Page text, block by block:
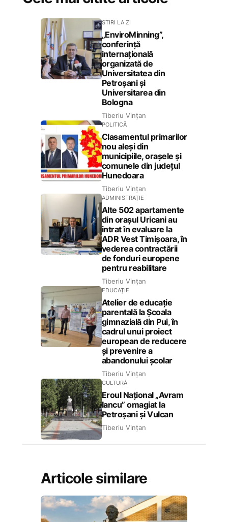
STIRI LA ZI
„EnviroMinning”,
conferință
internațională
organizată de
Universitatea din
Petroșani și
Universitarea din
Bologna
Tiberiu Vințan
POLITICĂ
Clasamentul primarilor
nou aleși din
municipiile, orașele și
comunele din județul
Hunedoara
Tiberiu Vințan
ADMINISTRAȚIE
Alte 502 apartamente
din orașul Uricani au
intrat în evaluare la
ADR Vest Timișoara, în
vederea contractării
de fonduri europene
pentru reabilitare
Tiberiu Vințan
EDUCAȚIE
Atelier de educație
parentală la Școala
gimnazială din Pui, în
cadrul unui proiect
european de reducere
și prevenire a
abandonului școlar
Tiberiu Vințan
CULTURĂ
Eroul Național „Avram
Iancu” omagiat la
Petroșani și Vulcan
Tiberiu Vințan
Articole similare